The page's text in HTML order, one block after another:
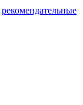
рекомендательные